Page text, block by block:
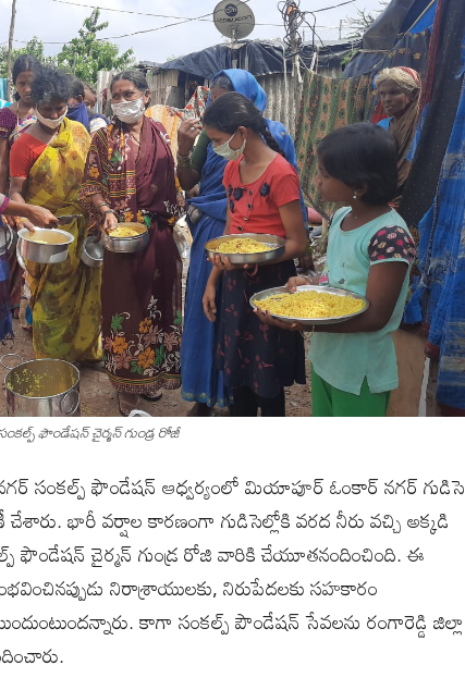
ఫౌండేషన్ చైర్మన్ గుండ్ర రోజీ
సంకల్ప్ ఫౌండేషన్ ఆధ్వర్యంలో మియాపూర్ ఓంకార్ నగర్ గుడిసె
భారీ వర్షాల కారణంగా గుడిసెల్లోకి వరద నీరు వచ్చి అక్కడి
ఫౌండేషన్ చైర్మన్ గుండ్ర రోజి వారికి చేయూతనందించింది. ఈ
నిరాశ్రాయులకు, నిరుపేదలకు సహకారం
కాగా సంకల్ప్ పౌండేషన్ సేవలను రంగారెడ్డి జిల్లా